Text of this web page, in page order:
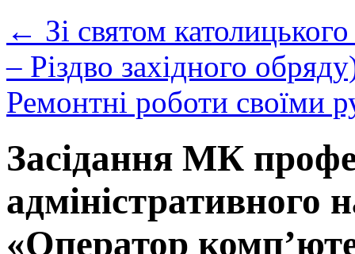
← Зі святом
– Різдво західного
Ремонтні роботи своїми
Засідання МК
адміністративного
«Оператор